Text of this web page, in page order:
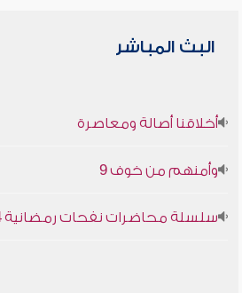
البث المباشر
أخلاقنا أصالة ومعاصرة
وأمنهم من خوف 9
سلسلة محاضرات نفحات رمضانية 1444هـ